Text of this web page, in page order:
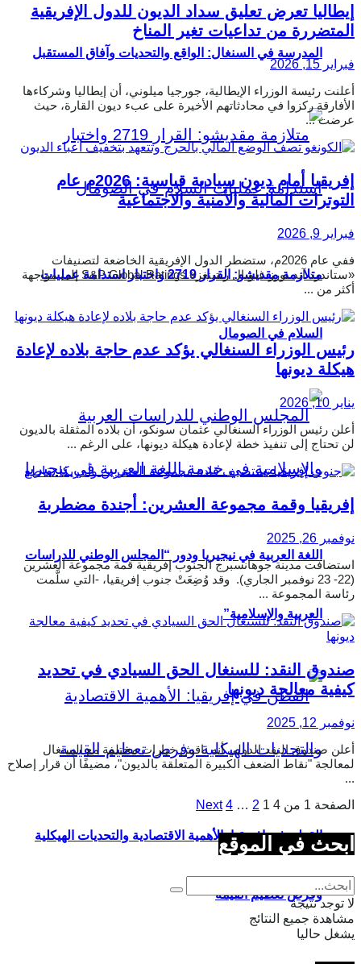
المدرسة في السنغال: الواقع والتحديات وآفاق المستقبل
متلازمة مقديشو: القرار 2719 واختبار استدامة عمليات
السلام في الصومال
اللغة العربية في نيجيريا ودور “المجلس الوطني للدراسات
العربية والإسلامية”
القطن في إفريقيا: الأهمية الاقتصادية والتحديات الهيكلية
وفرص تعظيم القيمة
إيطاليا تعرض تعليق سداد الديون للدول الإفريقية
المتضررة من تداعيات تغير المناخ
فبراير 15, 2026
أعلنت رئيسة الوزراء الإيطالية، جورجيا ميلوني، أن إيطاليا وشركاءها
الأفارقة ركزوا في محادثاتهم الأخيرة على عبء ديون القارة، حيث
عرضت ...
إفريقيا أمام ديون سيادية قياسية: 2026م عام
التوترات المالية والأمنية والاجتماعية
فبراير 9, 2026
ففي عام 2026م، ستضطر الدول الإفريقية الخاضعة لتصنيفات
«ستاندرد آند بورز غلوبال ريتينغز» S&P Global Ratings إلى مواجهة
أكثر من ...
رئيس الوزراء السنغالي يؤكد عدم حاجة بلاده لإعادة
هيكلة ديونها
يناير 10, 2026
أعلن رئيس الوزراء السنغالي عثمان سونكو، أن بلاده المثقلة بالديون
لن تحتاج إلى تنفيذ خطة لإعادة هيكلة ديونها، على الرغم ...
إفريقيا وقمة مجموعة العشرين: أجندة مضطربة
نوفمبر 26, 2025
استضافت مدينة جوهانسبرج الجنوب إفريقية قمة مجموعة العشرين
(22- 23 نوفمبر الجاري). وقد وُضِعَتْ جنوب إفريقيا، -التي سلَّمت
رئاسة المجموعة ...
صندوق النقد: للسنغال الحق السيادي في تحديد
كيفية معالجة ديونها
نوفمبر 12, 2025
أعلن صندوق النقد الدولي أنه ناقش خيارات مختلفة مع السنغال
لمعالجة "نقاط الضعف الكبيرة المتعلقة بالديون"، مضيفًا أن قرار إصلاح
...
الصفحة 1 من 4
1
2
…
4
Next
ابحث في الموقع
لا توجد نتيجة
مشاهدة جميع النتائج
يشغل حاليا